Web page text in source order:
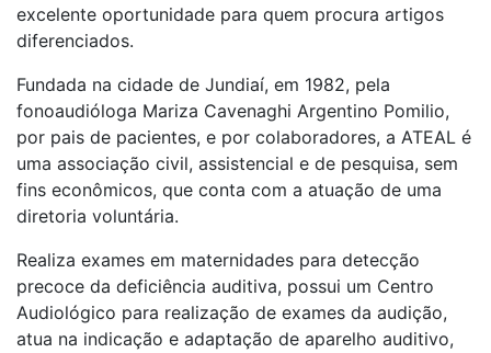
excelente oportunidade para quem procura artigos
diferenciados.
Fundada na cidade de Jundiaí, em 1982, pela
fonoaudióloga Mariza Cavenaghi Argentino Pomilio,
por pais de pacientes, e por colaboradores, a ATEAL é
uma associação civil, assistencial e de pesquisa, sem
fins econômicos, que conta com a atuação de uma
diretoria voluntária.
Realiza exames em maternidades para detecção
precoce da deficiência auditiva, possui um Centro
Audiológico para realização de exames da audição,
atua na indicação e adaptação de aparelho auditivo,